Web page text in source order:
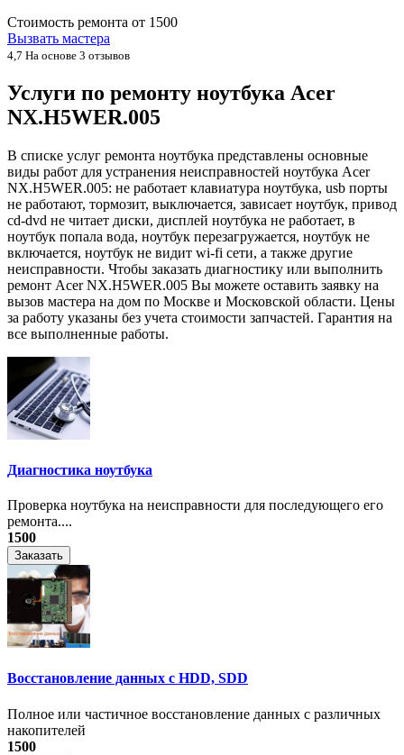
Стоимость ремонта от 1500
Вызвать мастера
4,7 На основе 3 отзывов
Услуги по ремонту ноутбука Acer
NX.H5WER.005
В списке услуг ремонта ноутбука представлены основные
виды работ для устранения неисправностей ноутбука Acer
NX.H5WER.005: не работает клавиатура ноутбука, usb порты
не работают, тормозит, выключается, зависает ноутбук, привод
cd-dvd не читает диски, дисплей ноутбука не работает, в
ноутбук попала вода, ноутбук перезагружается, ноутбук не
включается, ноутбук не видит wi-fi сети, а также другие
неисправности. Чтобы заказать диагностику или выполнить
ремонт Acer NX.H5WER.005 Вы можете оставить заявку на
вызов мастера на дом по Москве и Московской области. Цены
за работу указаны без учета стоимости запчастей. Гарантия на
все выполненные работы.
Диагностика ноутбука
Проверка ноутбука на неисправности для последующего его
ремонта....
1500
Заказать
Восстановление данных с HDD, SDD
Полное или частичное восстановление данных с различных
накопителей
1500